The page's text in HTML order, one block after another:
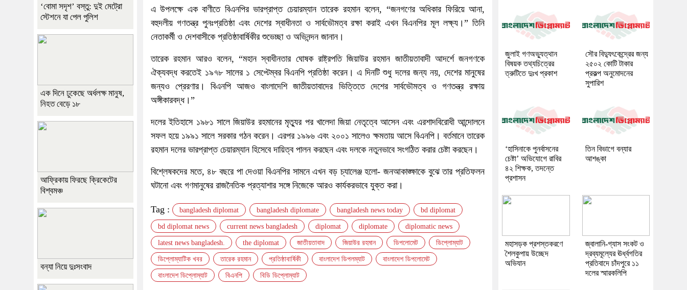
এ উপলক্ষে এক বাণীতে বিএনপির ভারপ্রাপ্ত চেয়ারম্যান তারেক রহমান বলেন, “জনগণের অধিকার ফিরিয়ে আনা,
বহুদলীয় গণতন্ত্র পুনঃপ্রতিষ্ঠা এবং দেশের স্বাধীনতা ও সার্বভৌমত্ব রক্ষা করাই এখন বিএনপির মূল লক্ষ্য।” তিনি
নেতাকর্মী ও দেশবাসীকে প্রতিষ্ঠাবার্ষিকীর শুভেচ্ছা ও অভিনন্দন জানান।
তারেক রহমান আরও বলেন, “মহান স্বাধীনতার ঘোষক রাষ্ট্রপতি জিয়াউর রহমান জাতীয়তাবাদী আদর্শে জনগণকে
ঐক্যবদ্ধ করতেই ১৯৭৮ সালের ১ সেপ্টেম্বর বিএনপি প্রতিষ্ঠা করেন। এ দিনটি শুধু দলের জন্য নয়, দেশের মানুষের
জন্যও প্রেরণার। বিএনপি আজও বাংলাদেশি জাতীয়তাবাদের ভিত্তিতে দেশের সার্বভৌমত্ব ও গণতন্ত্র রক্ষায়
অঙ্গীকারবদ্ধ।”
দলের ইতিহাসে ১৯৮১ সালে জিয়াউর রহমানের মৃত্যুর পর খালেদা জিয়া নেতৃত্বে আসেন এবং এরশাদবিরোধী আন্দোলনে
সফল হয়ে ১৯৯১ সালে সরকার গঠন করেন। এরপর ১৯৯৬ এবং ২০০১ সালেও ক্ষমতায় আসে বিএনপি। বর্তমানে তারেক
রহমান দলের ভারপ্রাপ্ত চেয়ারম্যান হিসেবে দায়িত্ব পালন করছেন এবং দলকে নতুনভাবে সংগঠিত করার চেষ্টা করছেন।
বিশ্লেষকদের মতে, ৪৮ বছরে পা দেওয়া বিএনপির সামনে এখন বড় চ্যালেঞ্জ হলো- জনআকাঙ্ক্ষাকে বুঝে তার প্রতিফলন
ঘটানো এবং গণমানুষের রাজনৈতিক প্রত্যাশার সঙ্গে নিজেকে আরও কার্যকরভাবে যুক্ত করা।
Tag : bangladesh diplomat bangladesh diplomate bangladesh news today bd diplomat
bd diplomat news current news bangladesh diplomat diplomate diplomatic news
latest news bangladesh. the diplomat জাতীয়তাবাদ জিয়াউর রহমান ডিপলোমেট ডিপ্লোম্যাট
ডিপ্লোম্যাটিক খবর তারেক রহমান প্রতিষ্ঠাবার্ষিকী বাংলাদেশ ডিপলম্যাট বাংলাদেশ ডিপলোমেট
বাংলাদেশ ডিপ্লোম্যাট বিএনপি বিডি ডিপ্লোম্যাট
‘বোমা সদৃশ’ বস্তু: দুই মেট্রো
স্টেশনে যা পেল পুলিশ
এক দিনে ঢুকেছে অর্ধলক্ষ মানুষ,
নিহত বেড়ে ১৮
আফ্রিকায় ফিরছে ক্রিকেটের
বিশ্বমঞ্চ
বন্যা নিয়ে দুঃসংবাদ
জুলাই গণঅভ্যুত্থান
বিষয়ক তথ্যচিত্রের
ত্রুটিতে দুঃখ প্রকাশ
সৌর বিদ্যুৎকেন্দ্রের জন্য
২৫০২ কোটি টাকার
প্রকল্প অনুমোদনের
সুপারিশ
‘হাসিনাকে পুনর্বাসনের
চেষ্টা’ অভিযোগে রাবির
৪২ শিক্ষক, তদন্তে
প্রশাসন
তিন বিভাগে বন্যার
আশঙ্কা
মহাসড়ক প্রশস্তকরণে
শৈলকুপায় উচ্ছেদ
অভিযান
জ্বালানি-গ্যাস সংকট ও
দ্রব্যমূল্যের ঊর্ধ্বগতির
প্রতিবাদে চাঁদপুরে ১১
দলের স্মারকলিপি